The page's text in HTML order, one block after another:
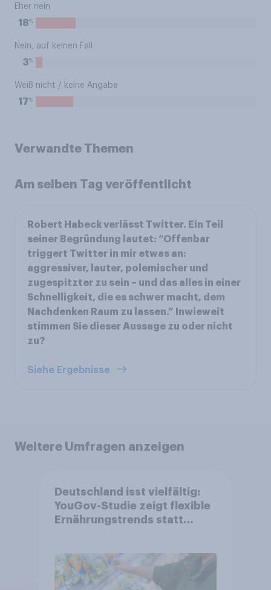
Eher nein
18%
Nein, auf keinen Fall
3%
Weiß nicht / keine Angabe
17%
Verwandte Themen
Am selben Tag veröffentlicht
Robert Habeck verlässt Twitter. Ein Teil
seiner Begründung lautet: “Offenbar
triggert Twitter in mir etwas an:
aggressiver, lauter, polemischer und
zugespitzter zu sein – und das alles in einer
Schnelligkeit, die es schwer macht, dem
Nachdenken Raum zu lassen.” Inwieweit
stimmen Sie dieser Aussage zu oder nicht
zu?
Siehe Ergebnisse
Weitere Umfragen anzeigen
Deutschland isst vielfältig:
YouGov-Studie zeigt flexible
Ernährungstrends statt